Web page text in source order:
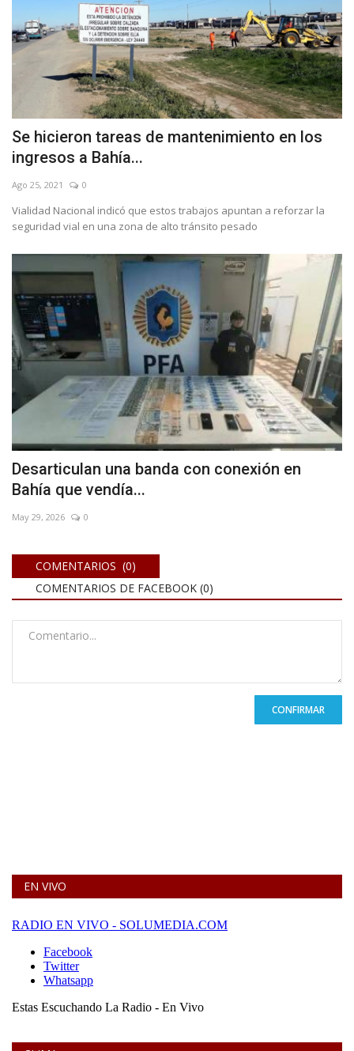
Se hicieron tareas de mantenimiento en los
ingresos a Bahía...
Ago 25, 2021 0
Vialidad Nacional indicó que estos trabajos apuntan a reforzar la
seguridad vial en una zona de alto tránsito pesado
Desarticulan una banda con conexión en
Bahía que vendía...
May 29, 2026 0
COMENTARIOS (0)
COMENTARIOS DE FACEBOOK (0)
CONFIRMAR
EN VIVO